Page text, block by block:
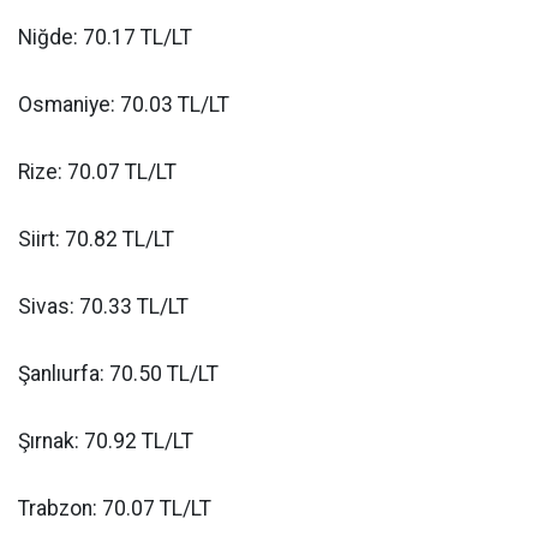
Niğde: 70.17 TL/LT
Osmaniye: 70.03 TL/LT
Rize: 70.07 TL/LT
Siirt: 70.82 TL/LT
Sivas: 70.33 TL/LT
Şanlıurfa: 70.50 TL/LT
Şırnak: 70.92 TL/LT
Trabzon: 70.07 TL/LT